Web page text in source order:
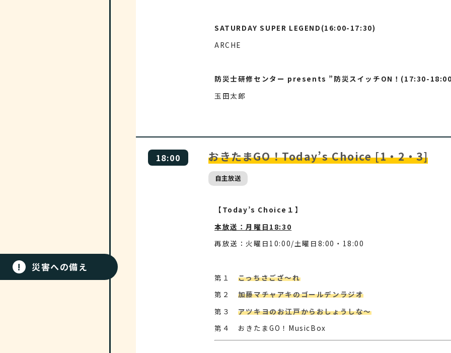
! 災害への備え
SATURDAY SUPER LEGEND(16:00-17:30)
ARCHE
防災士研修センター presents ”防災スイッチON！(17:30-
玉田太郎
18:00 おきたまGO！Today’s Choice [1・2・3]
自主放送
【Today’s Choice１】
本放送：月曜日18:30
再放送：火曜日10:00/土曜日8:00・18:00
第１ こっちさござ～れ
第２ 加藤マチャアキのゴールデンラジオ
第３ アツキヨのお江戸からおしょうしな～
第４ おきたまGO！MusicBox